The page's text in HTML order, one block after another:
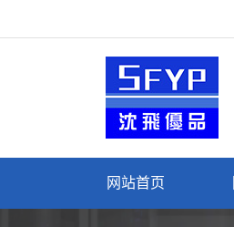
网站首页